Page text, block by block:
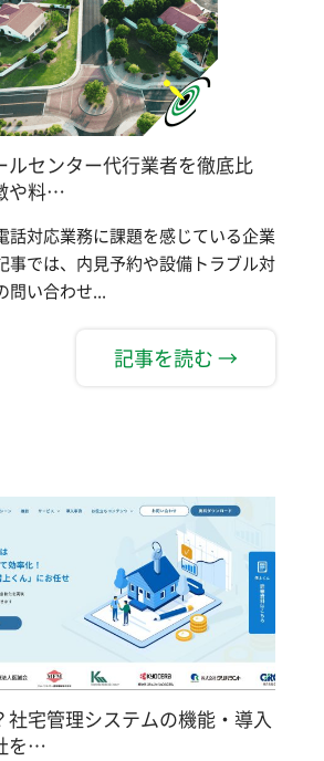
ルセンター代行業者を徹底比
や料…
話対応業務に課題を感じている企業
事では、内見予約や設備トラブル対
問い合わせ...
記事を読む →
社宅管理システムの機能・導入
を…